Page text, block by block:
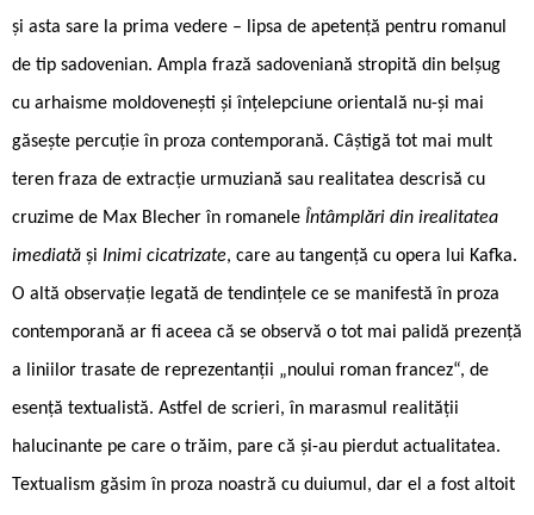
și asta sare la prima vedere – lipsa de apetență pentru romanul
de tip sadovenian. Ampla frază sadoveniană stropită din belșug
cu arhaisme moldovenești și înțelepciune orientală nu-și mai
găsește percuție în proza contemporană. Câștigă tot mai mult
teren fraza de extracție urmuziană sau realitatea descrisă cu
cruzime de Max Blecher în romanele Întâmplări din irealitatea
imediată și Inimi cicatrizate, care au tangență cu opera lui Kafka.
O altă observație legată de tendințele ce se manifestă în proza
contemporană ar fi aceea că se observă o tot mai palidă prezență
a liniilor trasate de reprezentanții „noului roman francez“, de
esență textualistă. Astfel de scrieri, în marasmul realității
halucinante pe care o trăim, pare că și-au pierdut actualitatea.
Textualism găsim în proza noastră cu duiumul, dar el a fost altoit